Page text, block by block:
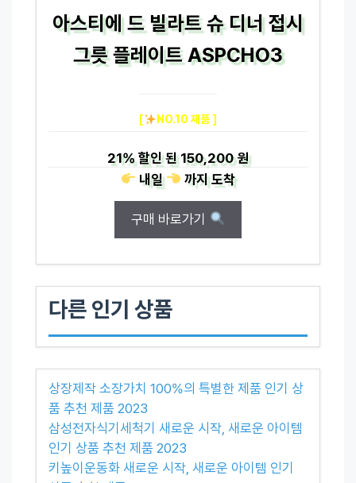
아스티에 드 빌라트 슈 디너 접시
그릇 플레이트 ASPCHO3
[ NO.10 제품 ]
21%할인 된150,200 원
내일
까지도착
구매 바로가기
다른 인기 상품
상장제작 소장가치 100%의 특별한 제품 인기 상
품 추천 제품 2023
삼성전자식기세척기 새로운 시작, 새로운 아이템
인기 상품 추천 제품 2023
키높이운동화 새로운 시작, 새로운 아이템 인기